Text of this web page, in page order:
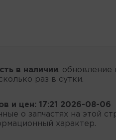
в наличии, обновление
раз в сутки.
и цен: 17:21 2026-08-06
о запчастях на этой
характер.